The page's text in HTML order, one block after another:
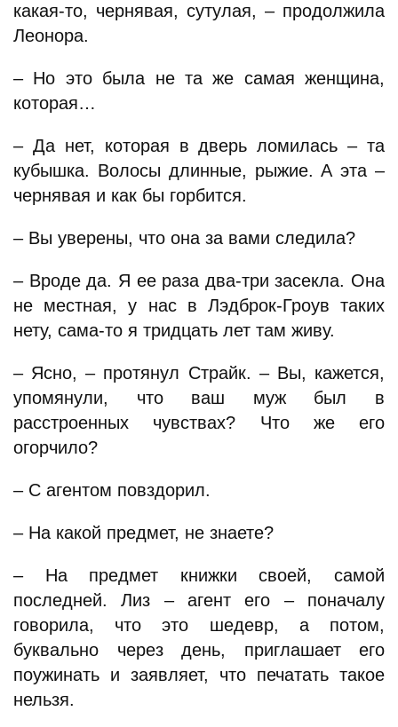
какая-то, чернявая, сутулая, – продолжила
Леонора.
– Но это была не та же самая женщина,
которая…
– Да нет, которая в дверь ломилась – та
кубышка. Волосы длинные, рыжие. А эта –
чернявая и как бы горбится.
– Вы уверены, что она за вами следила?
– Вроде да. Я ее раза два-три засекла. Она
не местная, у нас в Лэдброк-Гроув таких
нету, сама-то я тридцать лет там живу.
– Ясно, – протянул Страйк. – Вы, кажется,
упомянули, что ваш муж был в
расстроенных чувствах? Что же его
огорчило?
– С агентом повздорил.
– На какой предмет, не знаете?
– На предмет книжки своей, самой
последней. Лиз – агент его – поначалу
говорила, что это шедевр, а потом,
буквально через день, приглашает его
поужинать и заявляет, что печатать такое
нельзя.